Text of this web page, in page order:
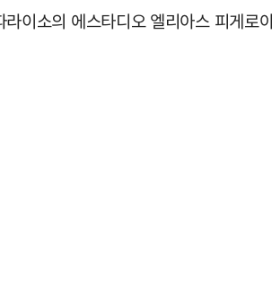
이소의 에스타디오 엘리아스 피게